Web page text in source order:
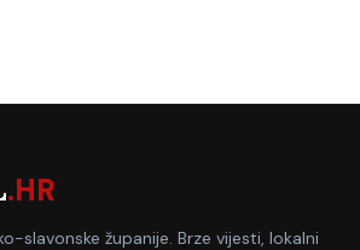
.HR
slavonske županije. Brze vijesti, lokalni